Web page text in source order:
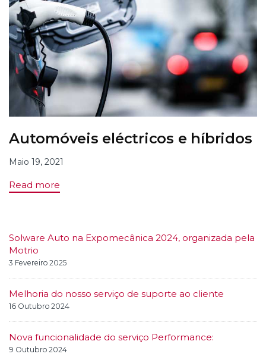
Automóveis eléctricos e híbridos
Maio 19, 2021
Read more
Solware Auto na Expomecânica 2024, organizada pela
Motrio
3 Fevereiro 2025
Melhoria do nosso serviço de suporte ao cliente
16 Outubro 2024
Nova funcionalidade do serviço Performance:
9 Outubro 2024